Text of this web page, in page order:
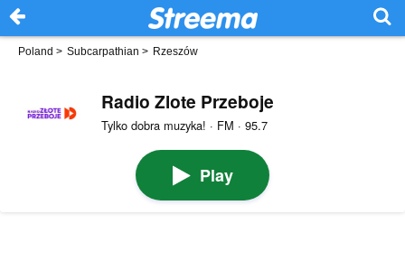
Poland > Subcarpathian > Rzeszów
Radio Zlote Przeboje
Tylko dobra muzyka! · FM · 95.7
Play